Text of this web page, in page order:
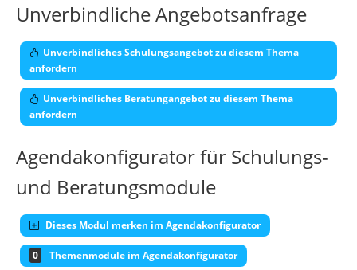
Unverbindliche Angebotsanfrage
Unverbindliches Schulungsangebot zu diesem Thema
anfordern
Unverbindliches Beratungangebot zu diesem Thema
anfordern
Agendakonfigurator für Schulungs-
und Beratungsmodule
Dieses Modul merken im Agendakonfigurator
0 Themenmodule im Agendakonfigurator